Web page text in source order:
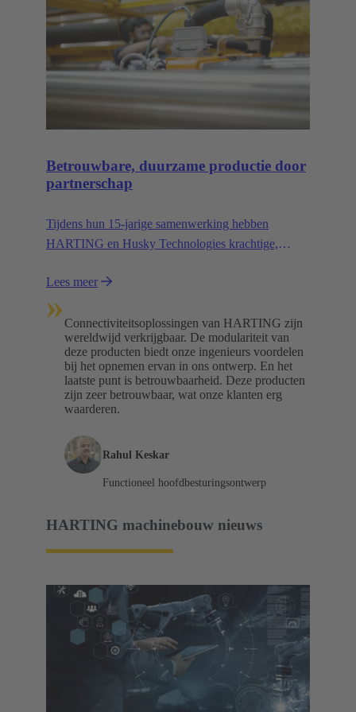
Betrouwbare, duurzame productie door
partnerschap
Tijdens hun 15-jarige samenwerking hebben
HARTING en Husky Technologies krachtige,
minder afhankelijk zijn van natuurlijke hulpbronnen.
Lees meer
»Connectiviteitsoplossingen van HARTING zijn
wereldwijd verkrijgbaar. De modulariteit van
deze producten biedt onze ingenieurs voordelen
bij het opnemen ervan in ons ontwerp. En het
laatste punt is betrouwbaarheid. Deze producten
zijn zeer betrouwbaar, wat onze klanten erg
waarderen.
Rahul Keskar
Functioneel hoofdbesturingsontwerp
HARTING machinebouw nieuws